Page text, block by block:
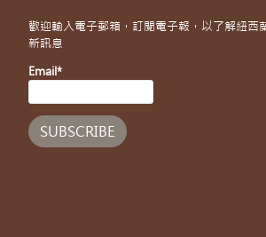
歡迎輸入電子郵箱，訂閱電子報，以了解紐西
新訊息
Email*